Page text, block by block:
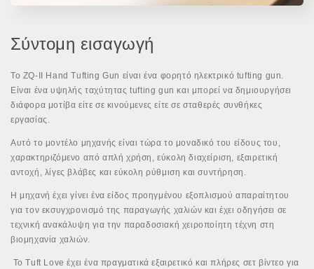
Σύντομη εισαγωγή
Το ZQ-II Hand Tufting Gun είναι ένα φορητό ηλεκτρικό tufting gun.
Είναι ένα υψηλής ταχύτητας tufting gun και μπορεί να δημιουργήσει
διάφορα μοτίβα είτε σε κινούμενες είτε σε σταθερές συνθήκες
εργασίας.
Αυτό το μοντέλο μηχανής είναι τώρα το μοναδικό του είδους του,
χαρακτηριζόμενο από απλή χρήση, εύκολη διαχείριση, εξαιρετική
αντοχή, λίγες βλάβες και εύκολη ρύθμιση και συντήρηση.
Η μηχανή έχει γίνει ένα είδος προηγμένου εξοπλισμού απαραίτητου
για τον εκσυγχρονισμό της παραγωγής χαλιών και έχει οδηγήσει σε
τεχνική ανακάλυψη για την παραδοσιακή χειροποίητη τέχνη στη
βιομηχανία χαλιών.
Το Tuft Love έχει ένα πραγματικά εξαιρετικό και πλήρες σετ βίντεο για